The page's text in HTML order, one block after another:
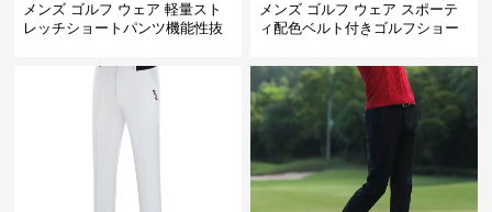
メンズ ゴルフ ウェア 軽量スト
レッチショートパンツ機能性抜
メンズ ゴルフ ウェア スポーテ
ィ配色ベルト付きゴルフショー